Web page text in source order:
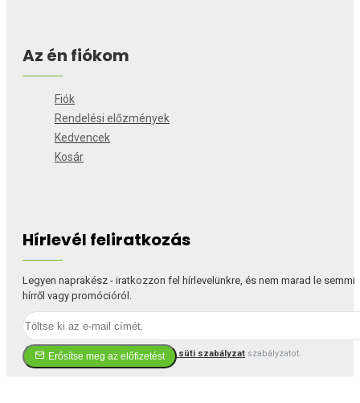
Az én fiókom
Fiók
Rendelési előzmények
Kedvencek
Kosár
Hírlevél feliratkozás
Legyen naprakész - iratkozzon fel hírlevelünkre, és nem marad le semmi
hírről vagy promócióról.
Erősítse meg az előfizetést
Elfogadom a(z) Adatvédelmi és süti szabályzat szabályzatot.